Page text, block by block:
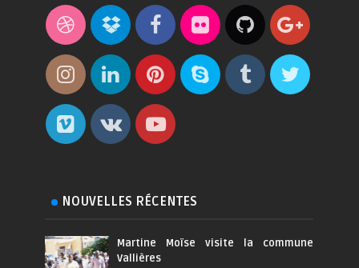
NOUVELLES RÉCENTES
Martine Moïse visite la commune
Vallières